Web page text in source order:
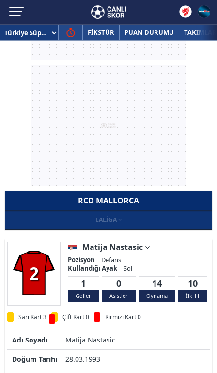
FİKSTÜR PUAN DURUMU TAKIMLAR
RCD MALLORCA
LALIGA
2
Matija Nastasic
Pozisyon
Defans
Kullandığı Ayak
Sol
1
Goller
0
Asistler
14
Oynama
10
İlk 11
Sarı Kart 3 Çift Kart 0 Kırmızı Kart 0
Adı Soyadı Matija Nastasic
Doğum Tarihi 28.03.1993